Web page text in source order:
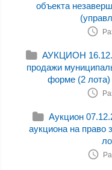
объекта
АУКЦИОН
продажи
форме (2
Аукцион
аукциона на право